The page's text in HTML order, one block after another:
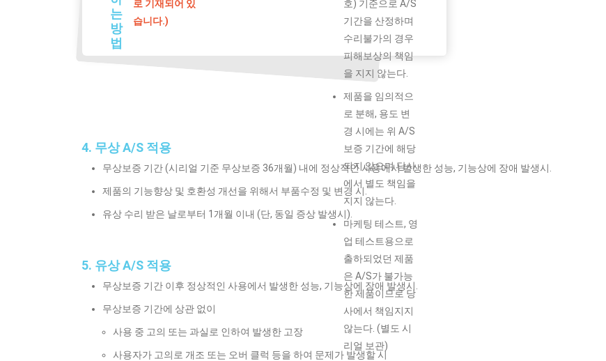
는
방
법
로 기재되어 있
습니다.)
호) 기준으로 A/S
기간을 산정하며
수리불가의 경우
피해보상의 책임
을 지지 않는다.
제품을 임의적으
로 분해, 용도 변
경 시에는 위 A/S
보증 기간에 해당
되지 않으며 당사
에서 별도 책임을
지지 않는다.
마케팅 테스트, 영
업 테스트용으로
출하되었던 제품
은 A/S가 불가능
한 제품이므로 당
사에서 책임지지
않는다. (별도 시
리얼 보관)
4. 무상 A/S 적용
무상보증 기간 (시리얼 기준 무상보증 36개월) 내에 정상적인 사용에서 발생한 성능, 기능상에 장애 발생시.
제품의 기능향상 및 호환성 개선을 위해서 부품수정 및 변경 시.
유상 수리 받은 날로부터 1개월 이내 (단, 동일 증상 발생시).
5. 유상 A/S 적용
무상보증 기간 이후 정상적인 사용에서 발생한 성능, 기능상에 장애 발생시.
무상보증 기간에 상관 없이
사용 중 고의 또는 과실로 인하여 발생한 고장
사용자가 고의로 개조 또는 오버 클럭 등을 하여 문제가 발생할 시